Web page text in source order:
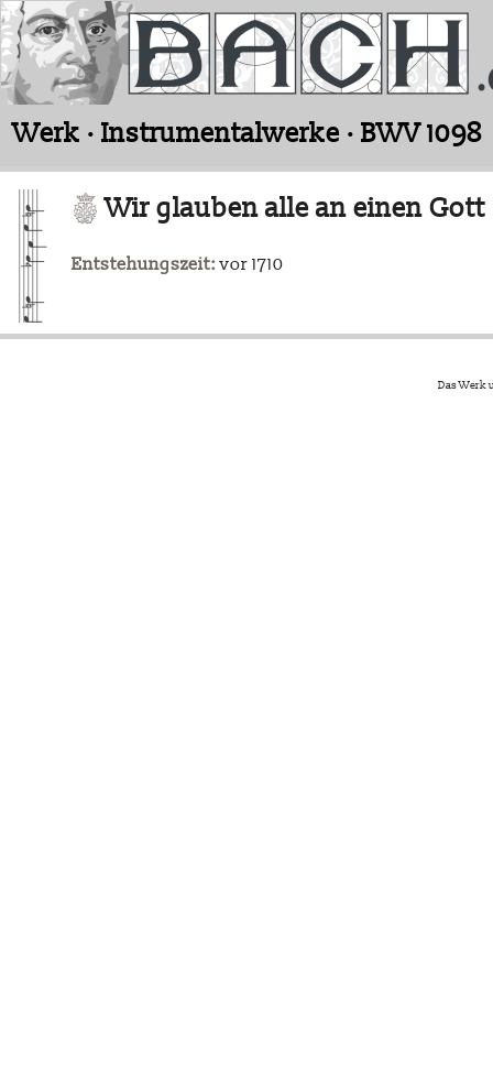
Werk · Instrumentalwerke · BWV 1098
Wir glauben alle an einen Gott
Entstehungszeit: vor 1710
Das Werk